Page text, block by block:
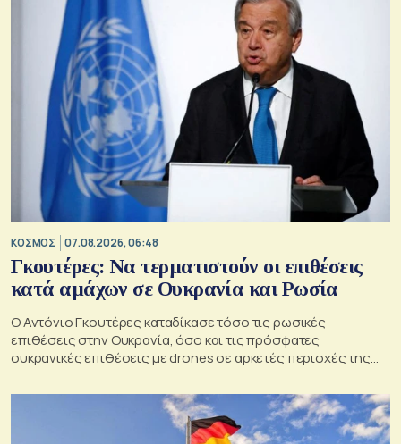
ΚΟΣΜΟΣ 07.08.2026, 06:48
Γκουτέρες: Να τερματιστούν οι επιθέσεις
κατά αμάχων σε Ουκρανία και Ρωσία
Ο Αντόνιο Γκουτέρες καταδίκασε τόσο τις ρωσικές
επιθέσεις στην Ουκρανία, όσο και τις πρόσφατες
ουκρανικές επιθέσεις με drones σε αρκετές περιοχές της
ζημιές σε μη στρατιωτικές υποδομές.